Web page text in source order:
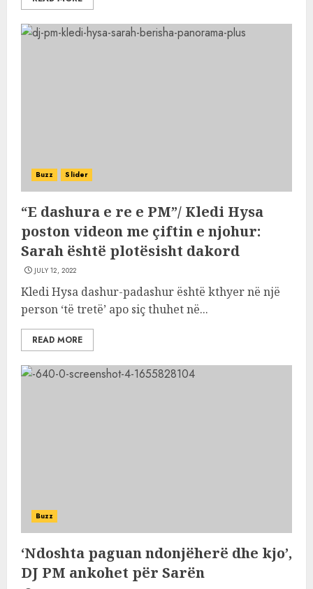
Buzz Slider
“E dashura e re e PM”/ Kledi Hysa
poston videon me çiftin e njohur:
Sarah është plotësisht dakord
JULY 12, 2022
Kledi Hysa dashur-padashur është kthyer në një
person ‘të tretë’ apo siç thuhet në...
READ MORE
Buzz
‘Ndoshta paguan ndonjëherë dhe kjo’,
DJ PM ankohet për Sarën